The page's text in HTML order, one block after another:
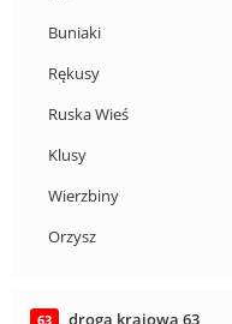
Buniaki
Rękusy
Ruska Wieś
Klusy
Wierzbiny
Orzysz
63
droga krajowa 63